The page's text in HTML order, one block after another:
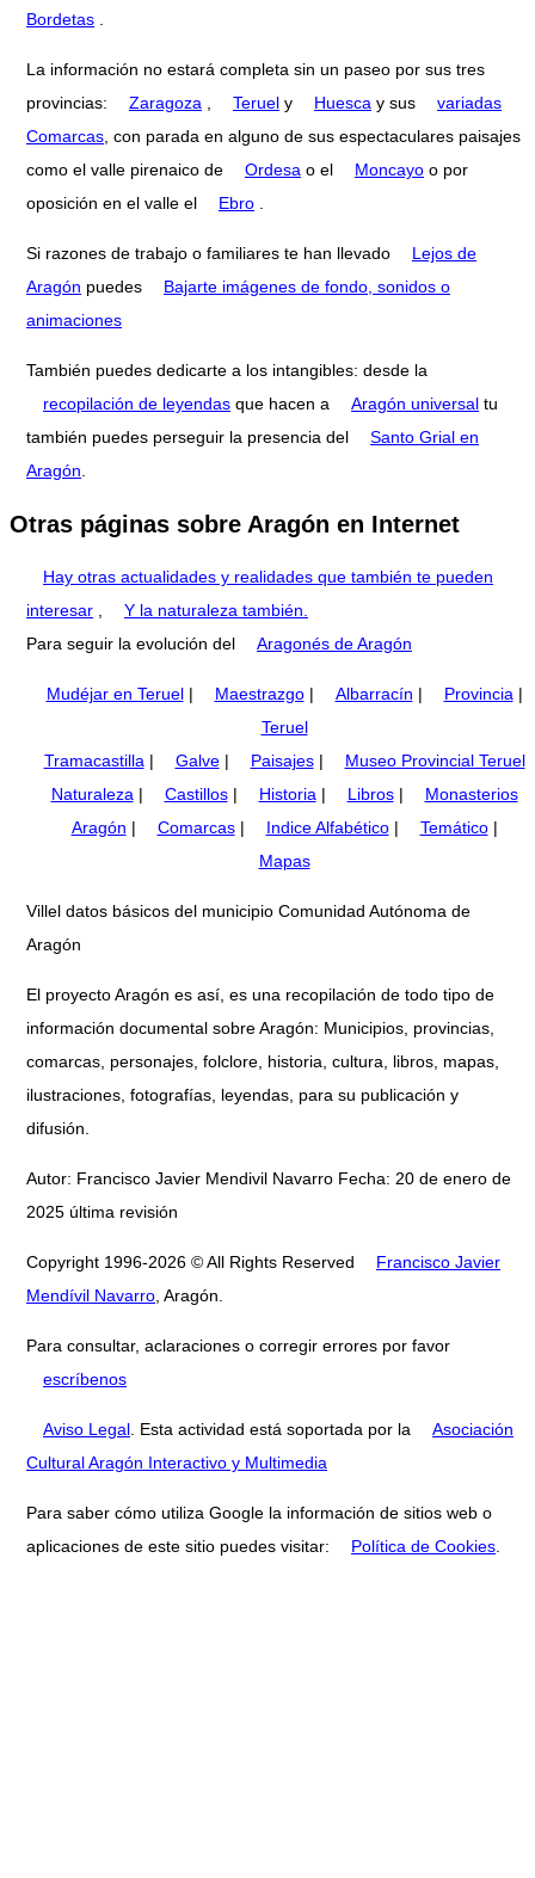
Bordetas
La información no estará completa sin un paseo por sus tres
provincias:
Zaragoza Teruel y Huesca y sus
variadas
Comarcas , con parada en alguno de sus espectaculares paisajes
como el valle pirenaico de
Ordesa o el Moncayo o por
oposición en el valle el
Ebro
Si razones de trabajo o familiares te han llevado
Lejos de
Aragón puedes
Bajarte imágenes de fondo, sonidos o
animaciones
También puedes dedicarte a los intangibles: desde la
recopilación de leyendas que hacen a Aragón universal tu
también puedes perseguir la presencia del
Santo Grial en
Aragón
Otras páginas sobre Aragón en Internet
Hay otras actualidades y realidades que también te pueden
interesar
Y la naturaleza también.
Para seguir la evolución del
Aragonés de Aragón
Mudéjar en Teruel| Maestrazgo| Albarracín | Provincia |
Teruel
Tramacastilla | Galve| Paisajes|
Museo Provincial Teruel
Naturaleza | Castillos| Historia | Libros|
Monasterios
Aragón | Comarcas| Indice Alfabético| Temático|
Mapas
Villel datos básicos del municipio Comunidad Autónoma de
Aragón
El proyecto Aragón es así, es una recopilación de todo tipo de
información documental sobre Aragón: Municipios, provincias,
comarcas, personajes, folclore, historia, cultura, libros, mapas,
ilustraciones, fotografías, leyendas, para su publicación y
difusión.
Autor: Francisco Javier Mendivil Navarro Fecha: 20 de enero de
2025 última revisión
Copyright 1996-2026 © All Rights Reserved
Francisco Javier
Mendívil Navarro , Aragón.
Para consultar, aclaraciones o corregir errores por favor
escríbenos
Aviso Legal . Esta actividad está soportada por la
Asociación
Cultural Aragón Interactivo y Multimedia
Para saber cómo utiliza Google la información de sitios web o
aplicaciones de este sitio puedes visitar:
Política de Cookies